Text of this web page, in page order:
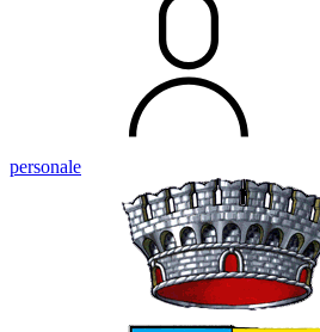
personale